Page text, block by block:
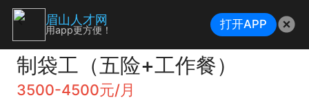
制袋工（五险+工作餐）
3500-4500元/月
眉山人才网
用app更方便！ 打开APP